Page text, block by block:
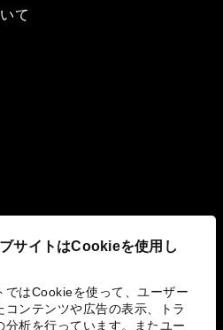
サイトはCookieを使用し
ではCookieを使って、ユーザー
コンテンツや広告の表示、トラ
分析を行っています。またユー
て
組み